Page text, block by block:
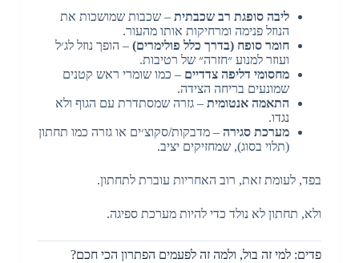
ליבה סופגת רב שכבתית– שכבות שמושכות את
הנוזל פנימה ומרחיקות אותו מהעור.
חומר סופח (בדרך כלל פולימרים)– הופך נוזל לג׳ל
ועוזר למנוע ״חזרה״ של רטיבות.
מחסומי דליפה צדדיים – כמו שומרי ראש קטנים
שמונעים בריחה הצידה.
התאמה אנטומית– גזרה שמסתדרת עם הגוף ולא
נגדו.
מערכת סגירה– מדבקות/סקוצ׳ים או גזרה כמו תחתון
(תלוי בסוג), שמחזיקים יציב.
בפד, לעומת זאת, רוב האחריות עוברת לתחתון.
ולא, תחתון לא נולד כדי להיות מערכת ספיגה.
פדים: למי זה בול, ולמה זה לפעמים הפתרון הכי חכם?